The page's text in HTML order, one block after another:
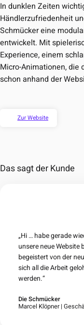
In dunklen Zeiten
Händlerzufriedenheit
Schmücker eine
entwickelt. Mit
Experience, einem
Micro-Animationen, die
schon anhand der
Zur Website
Das sagt der Kunde
„Hi … habe gerade
unsere neue Website
begeistert von der
sich all die Arbeit
werden.“
Die Schmücker
Marcel Klöpner